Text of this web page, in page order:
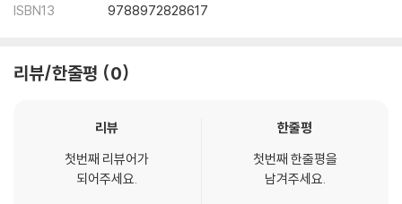
ISBN13
9788972828617
리뷰/한줄평 0
리뷰
첫번째 리뷰어가
되어주세요.
한줄평
첫번째 한줄평을
남겨주세요.